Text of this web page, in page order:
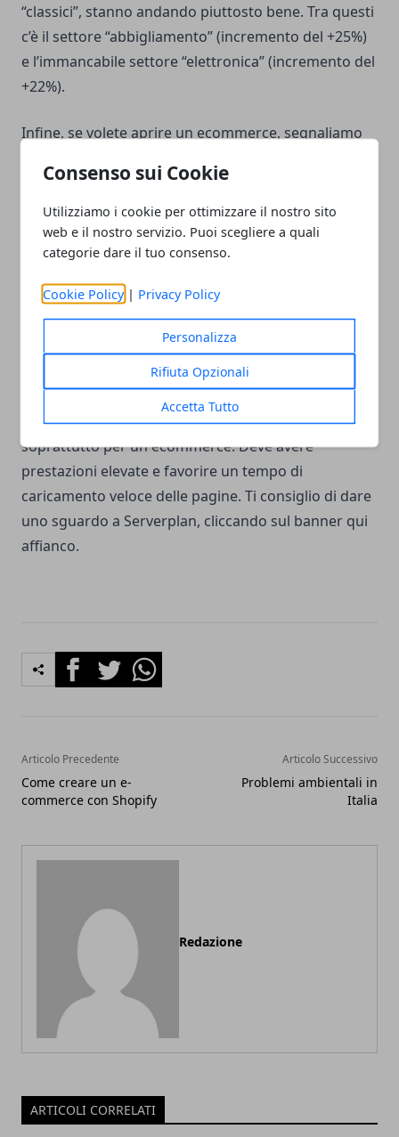
Consenso sui Cookie
Utilizziamo i cookie per ottimizzare il nostro sito
web e il nostro servizio. Puoi scegliere a quali
categorie dare il tuo consenso.
Cookie Policy | Privacy Policy
Personalizza
Rifiuta Opzionali
Accetta Tutto
“classici”, stanno andando piuttosto bene. Tra questi
c’è il settore “abbigliamento” (incremento del +25%)
e l’immancabile settore “elettronica” (incremento del
+22%).
Infine, se volete aprire un ecommerce, segnaliamo
notevole crescita e che crediamo possano regalare
grandi soddisfazioni. Stiamo parlando degli alimenti
bio (+15% nell’ultimo anno) e degli accessori per
animali (+18%).
Scopri anchecome aprire un negozio di
abbigliamento online.
La scelta dell'hosting è terribilmente importante
soprattutto per un ecommerce. Deve avere
prestazioni elevate e favorire un tempo di
caricamento veloce delle pagine. Ti consiglio di dare
uno sguardo a Serverplan, cliccando sul banner qui
affianco.
FacebookTwitterWhatsapp
Articolo Precedente
Come creare un e-
commerce con Shopify
Articolo Successivo
Problemi ambientali in
Italia
Redazione
ARTICOLI CORRELATI